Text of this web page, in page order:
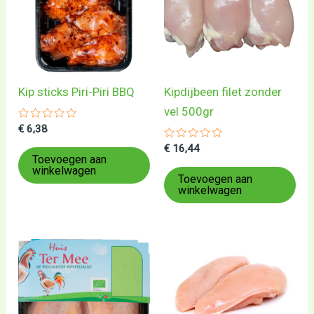
Kip sticks Piri-Piri BBQ
Gewaardeerd
uit
5
€ 6,38
Toevoegen aan
winkelwagen
Kipdijbeen filet zonder
vel 500gr
Gewaardeerd
uit
5
€ 16,44
Toevoegen aan
winkelwagen